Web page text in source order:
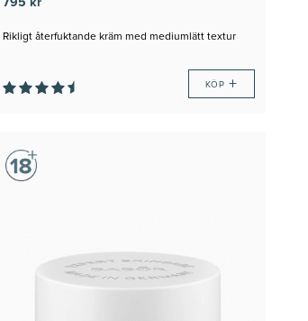
795 kr
Rikligt återfuktande kräm med mediumlätt textur
KÖP +